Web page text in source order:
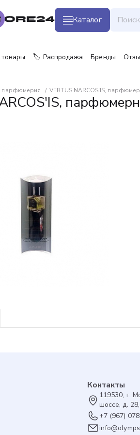
Каталог
🏷️ Распродажа Бренды
парфюмерия VERTUS NARCOS'IS,
Контакты
119530, г.
шоссе, д.
+7 (967)